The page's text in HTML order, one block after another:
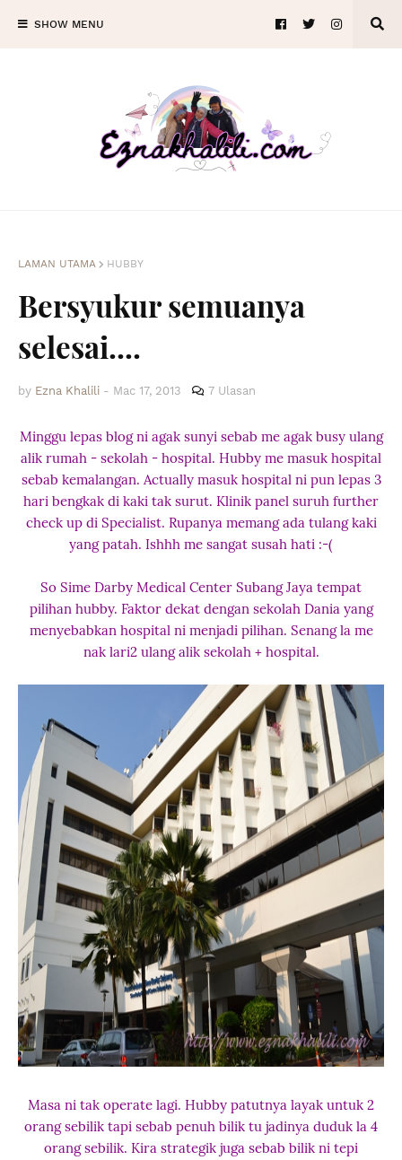
SHOW MENU
LAMAN UTAMA HUBBY
Bersyukur semuanya
selesai....
by Ezna Khalili - Mac 17, 2013 7 Ulasan
Minggu lepas blog ni agak sunyi sebab me agak busy ulang
alik rumah - sekolah - hospital. Hubby me masuk hospital
sebab kemalangan. Actually masuk hospital ni pun lepas 3
hari bengkak di kaki tak surut. Klinik panel suruh further
check up di Specialist. Rupanya memang ada tulang kaki
yang patah. Ishhh me sangat susah hati :-(
So Sime Darby Medical Center Subang Jaya tempat
pilihan hubby. Faktor dekat dengan sekolah Dania yang
menyebabkan hospital ni menjadi pilihan. Senang la me
nak lari2 ulang alik sekolah + hospital.
Masa ni tak operate lagi. Hubby patutnya layak untuk 2
orang sebilik tapi sebab penuh bilik tu jadinya duduk la 4
orang sebilik. Kira strategik juga sebab bilik ni tepi